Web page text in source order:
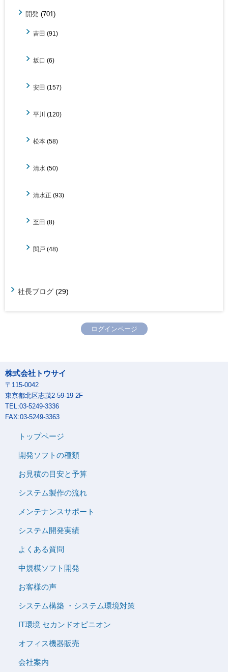
開発 (701)
吉田 (91)
坂口 (6)
安田 (157)
平川 (120)
松本 (58)
清水 (50)
清水正 (93)
至田 (8)
関戸 (48)
社長ブログ (29)
ログインページ
株式会社トウサイ
〒115-0042
東京都北区志茂2-59-19 2F
TEL:03-5249-3336
FAX:03-5249-3363
トップページ
開発ソフトの種類
お見積の目安と予算
システム製作の流れ
メンテナンスサポート
システム開発実績
よくある質問
中規模ソフト開発
お客様の声
システム構築 ・システム環境対策
IT環境 セカンドオピニオン
オフィス機器販売
会社案内